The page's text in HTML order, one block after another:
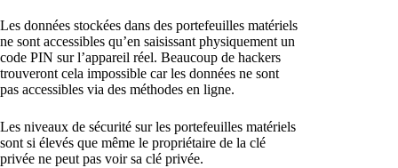
Les données stockées dans des portefeuilles matériels
ne sont accessibles qu’en saisissant physiquement un
code PIN sur l’appareil réel. Beaucoup de hackers
trouveront cela impossible car les données ne sont
pas accessibles via des méthodes en ligne.
Les niveaux de sécurité sur les portefeuilles matériels
sont si élevés que même le propriétaire de la clé
privée ne peut pas voir sa clé privée.